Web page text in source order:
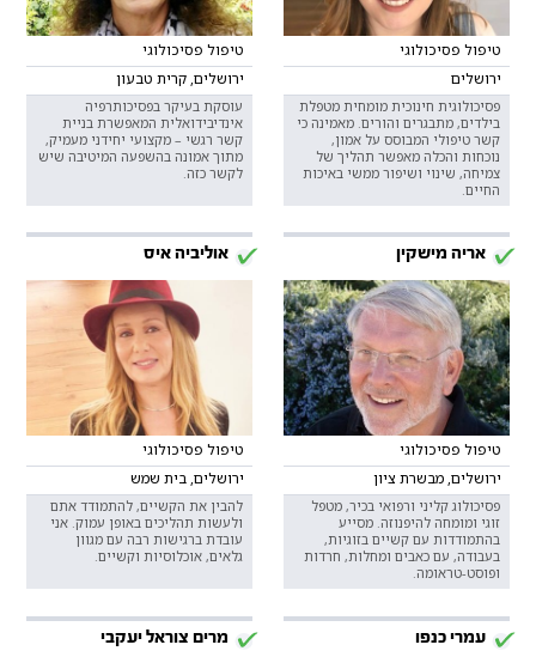
טיפול פסיכולוגי
ירושלים
פסיכולוגית חינוכית מומחית מטפלת
בילדים, מתבגרים והורים. מאמינה כי
קשר טיפולי המבוסס על אמון,
נוכחות והכלה מאפשר תהליך של
צמיחה, שינוי ושיפור ממשי באיכות
החיים.
טיפול פסיכולוגי
ירושלים, קרית טבעון
עוסקת בעיקר בפסיכותרפיה
אינדיבידואלית המאפשרת בניית
קשר רגשי – מקצועי יחידני מעמיק,
מתוך אמונה בהשפעה המיטיבה שיש
לקשר כזה.
אריה מישקין
טיפול פסיכולוגי
ירושלים, מבשרת ציון
פסיכולוג קליני ורפואי בכיר, מטפל
זוגי ומומחה להיפנוזה. מסייע
בהתמודדות עם קשיים בזוגיות,
בעבודה, עם כאבים ומחלות, חרדות
ופוסט-טראומה.
אוליביה איס
טיפול פסיכולוגי
ירושלים, בית שמש
להבין את הקשיים, להתמודד אתם
ולעשות תהליכים באופן עמוק. אני
עובדת ברגישות רבה עם מגוון
גלאים, אוכלוסיות וקשיים.
עמרי כנפו מרים צוראל יעקבי